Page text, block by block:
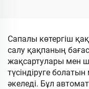
құрылғысы,
ауыстырғыш
Сапалы көтергіш
салу қақпаның
жақсартулары мен
түсіндіруге
әкеледі. Бұл